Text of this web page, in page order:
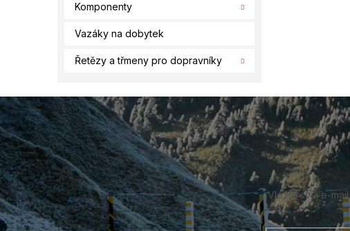
Komponenty
Vazáky na dobytek
Řetězy a třmeny pro dopravníky
Z
á
p
a
t
í
Vložte svůj e-